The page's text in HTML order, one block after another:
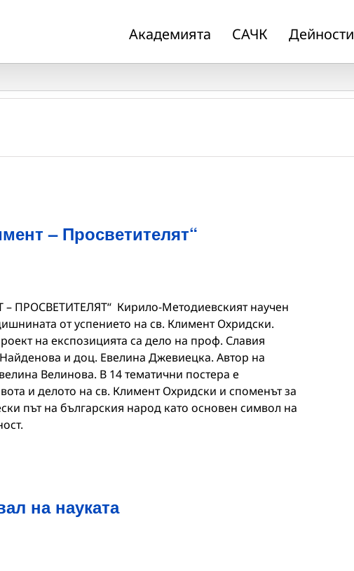
Академията САЧК Дейности
– Просветителят“
ПРОСВЕТИТЕЛЯТ“ Кирило-Методиевският научен
от успението на св. Климент Охридски.
на експозицията са дело на проф. Славия
и доц. Евелина Джевиецка. Автор на
Велинова. В 14 тематични постера е
и делото на св. Климент Охридски и споменът за
път на българския народ като основен символ на
на науката